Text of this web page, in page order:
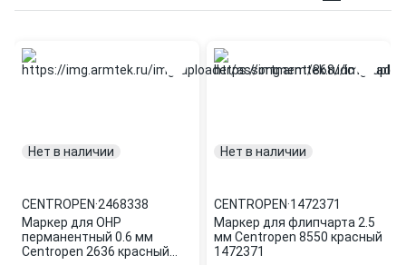
Нет в наличии
CENTROPEN·2468338
Маркер для OHP
перманентный 0.6 мм
Centropen 2636 красный
Нет в наличии
CENTROPEN·1472371
Маркер для флипчарта 2.5
мм Centropen 8550 красный
1472371